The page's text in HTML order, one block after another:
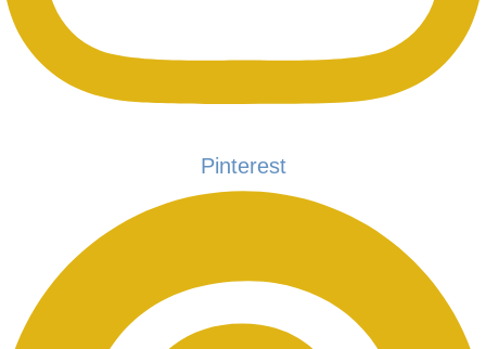
Pinterest